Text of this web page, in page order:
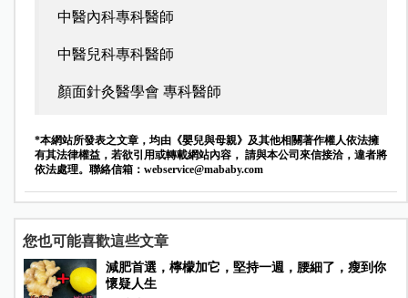
中醫內科專科醫師
中醫兒科專科醫師
顏面針灸醫學會 專科醫師
*本網站所發表之文章，均由《嬰兒與母親》及其他相關著作權人依法擁
有其法律權益，若欲引用或轉載網站內容， 請與本公司來信接洽，違者將
依法處理。聯絡信箱： webservice@mababy.com
您也可能喜歡這些文章
減肥首選，檸檬加它，堅持一週，腰細了，瘦到你
懷疑人生